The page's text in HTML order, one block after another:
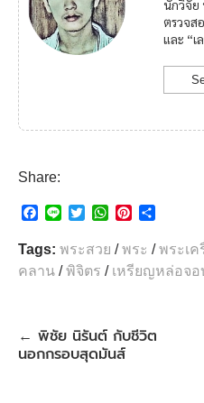
นักวิจัย
ตรวจส
และ “
Share:
c
e
b
n
i
t
W
a
s
n
t
e
s
t
a
e
Tags: พระสวย /พระ /พระเค
คลาน /พิจิตร / เหรียญหล่อจอ
← พิชัย นิรันต์ กับชีวิต
นอกกรอบสุดมันส์